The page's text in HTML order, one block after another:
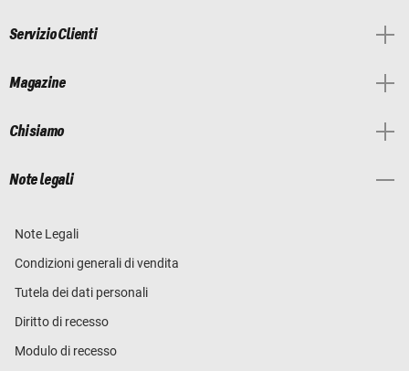
Servizio Clienti
Magazine
Chi siamo
Note legali
Note Legali
Condizioni generali di vendita
Tutela dei dati personali
Diritto di recesso
Modulo di recesso